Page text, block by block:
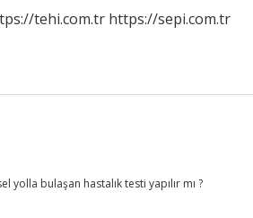
tehi.com.tr https://sepi.com.tr
yolla bulaşan hastalık testi yapılır mı ?